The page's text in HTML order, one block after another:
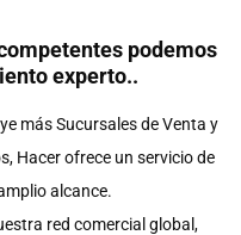
podemos
experto..
más Sucursales de Venta y
Hacer ofrece un servicio de
alcance.
red comercial global,